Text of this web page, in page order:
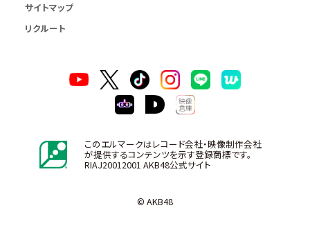
サイトマップ
リクルート
このエルマークはレコード会社・映像制作会社
が提供するコンテンツを示す登録商標です。
RIAJ20012001 AKB48公式サイト
© AKB48